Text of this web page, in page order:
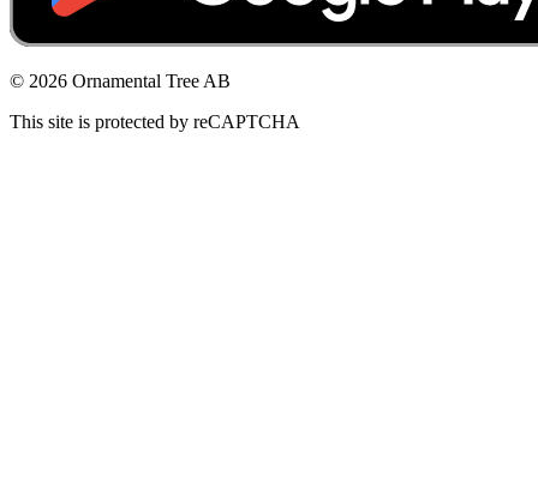
© 2026 Ornamental Tree AB
This site is protected by reCAPTCHA